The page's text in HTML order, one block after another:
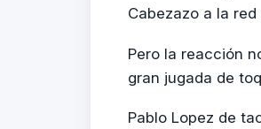
Cabezazo a la
Pero la reacción
gran jugada de
Pablo Lopez de